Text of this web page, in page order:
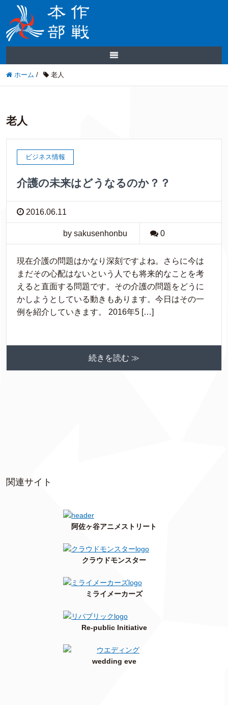
ホーム / 老人
老人
ビジネス情報
介護の未来はどうなるのか？？
2016.06.11
by sakusenhonbu 0
現在介護の問題はかなり深刻ですよね。さらに今は
まだその心配はないという人でも将来的なことを考
えると直面する問題です。その介護の問題をどうに
かしようとしている動きもあります。今日はその一
例を紹介していきます。 2016年5 […]
続きを読む ≫
関連サイト
阿佐ヶ谷アニメストリート
クラウドモンスター
ミライメーカーズ
Re-public Initiative
wedding eve